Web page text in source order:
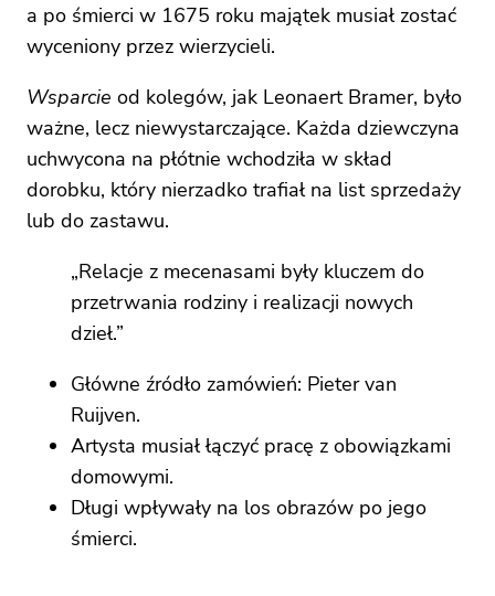
a po śmierci w 1675 roku majątek musiał zostać
wyceniony przez wierzycieli.
Wsparcie od kolegów, jak Leonaert Bramer, było
ważne, lecz niewystarczające. Każda dziewczyna
uchwycona na płótnie wchodziła w skład
dorobku, który nierzadko trafiał na list sprzedaży
lub do zastawu.
„Relacje z mecenasami były kluczem do
przetrwania rodziny i realizacji nowych
dzieł.”
Główne źródło zamówień: Pieter van
Ruijven.
Artysta musiał łączyć pracę z obowiązkami
domowymi.
Długi wpływały na los obrazów po jego
śmierci.